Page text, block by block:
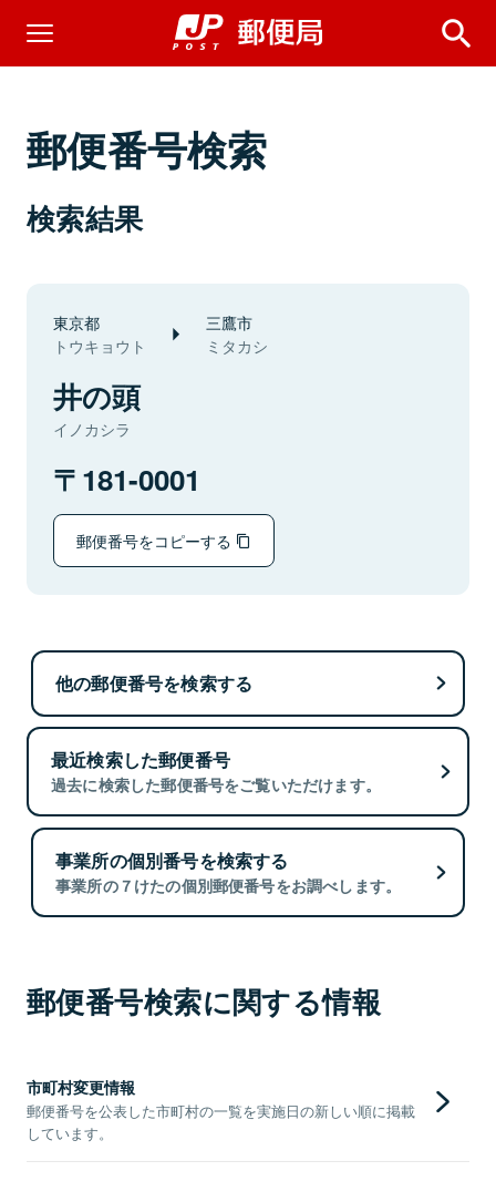
郵便番号検索
検索結果
東京都
トウキョウト
三鷹市
ミタカシ
井の頭
イノカシラ
181-0001
郵便番号をコピーする
他の郵便番号を検索する
最近検索した郵便番号
過去に検索した郵便番号をご覧いただけます。
事業所の個別番号を検索する
事業所の７けたの個別郵便番号をお調べします。
郵便番号検索に関する情報
市町村変更情報
郵便番号を公表した市町村の一覧を実施日の新しい順に掲載
しています。